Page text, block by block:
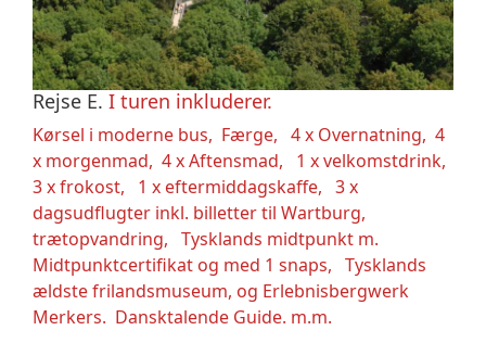
Rejse E. I turen inkluderer.
Kørsel i moderne bus, Færge, 4 x Overnatning, 4
x morgenmad, 4 x Aftensmad, 1 x velkomstdrink,
3 x frokost, 1 x eftermiddagskaffe, 3 x
dagsudflugter inkl. billetter til Wartburg,
trætopvandring, Tysklands midtpunkt m.
Midtpunktcertifikat og med 1 snaps, Tysklands
ældste frilandsmuseum, og Erlebnisbergwerk
Merkers. Dansktalende Guide. m.m.